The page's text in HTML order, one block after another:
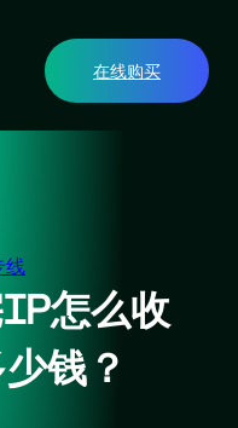
在线购买
线
怎么收
钱？